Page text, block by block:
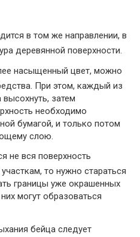
в том же направлении, в
деревянной поверхности.
насыщенный цвет, можно
При этом, каждый из
затем
необходимо
бумагой, и только потом
слою.
не вся поверхность
то нужно стараться
границы уже окрашенных
могут образоваться
бейца следует